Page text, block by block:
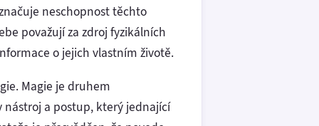
neschopnost těchto
považují za zdroj fyzikálních
o jejich vlastním životě.
Magie je druhem
nástroj a postup, který jednající